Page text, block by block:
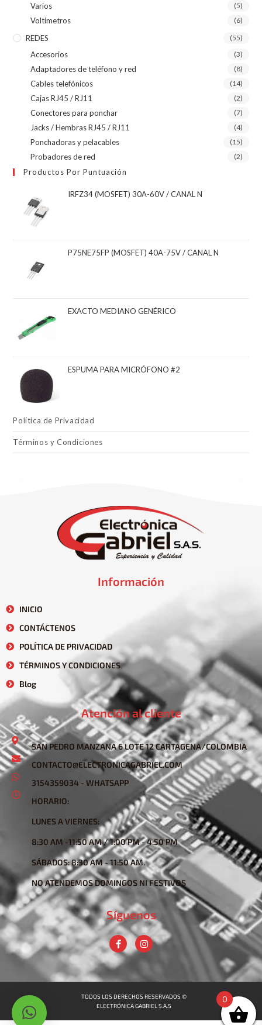
Varios (5)
Voltímetros (6)
REDES (55)
Accesorios (3)
Adaptadores de teléfono y red (8)
Cables telefónicos (14)
Cajas RJ45 / RJ11 (2)
Conectores para ponchar (7)
Jacks / Hembras RJ45 / RJ11 (4)
Ponchadoras y pelacables (15)
Probadores de red (2)
Productos Por Puntuación
IRFZ34 (MOSFET) 30A-60V / CANAL N
P75NE75FP (MOSFET) 40A-75V / CANAL N
EXACTO MEDIANO GENÉRICO
ESPUMA PARA MICRÓFONO #2
Política de Privacidad
Términos y Condiciones
Información
INICIO
CONTÁCTENOS
POLÍTICA DE PRIVACIDAD
TÉRMINOS Y CONDICIONES
Blog
Atención al cliente
SAN PEDRO MANZANA 6 LOTE 12 CARTAGENA/COLOMBIA
CONTACTO@ELECTRONICAGABRIEL.COM
3154359034 - WHATSAPP
HORARIO:
LUNES A VIERNES:
8:30 AM -11:50 AM / 1:00 PM - 4:50 PM
SÁBADOS: 8:30 AM - 11:50 AM.
NO ATENDEMOS DOMINGOS NI FESTIVOS
Síguenos
TODOS LOS DERECHOS RESERVADOS ©
ELECTRÓNICA GABRIEL S.A.S
0